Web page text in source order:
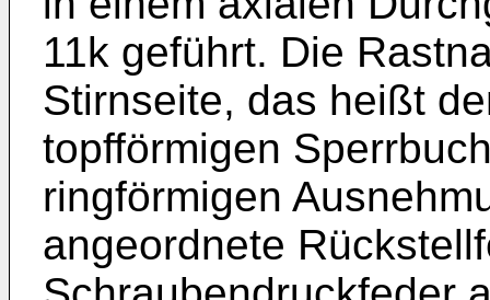
11k geführt. Die
Stirnseite, das heißt
topfförmigen
ringförmigen
angeordnete